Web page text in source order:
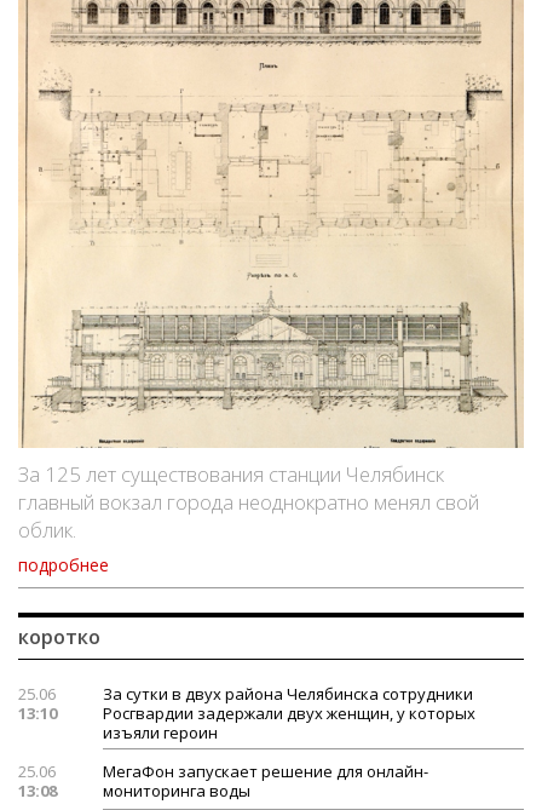
За 125 лет существования станции Челябинск
главный вокзал города неоднократно менял свой
облик.
подробнее
коротко
25.06
13:10
За сутки в двух района Челябинска сотрудники
Росгвардии задержали двух женщин, у которых
изъяли героин
25.06
13:08
МегаФон запускает решение для онлайн-
мониторинга воды